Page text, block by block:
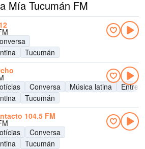
Mía Tucumán FM
Tucumán
Conversa Música latina
Tucumán
104.5 FM
Conversa
Tucumán